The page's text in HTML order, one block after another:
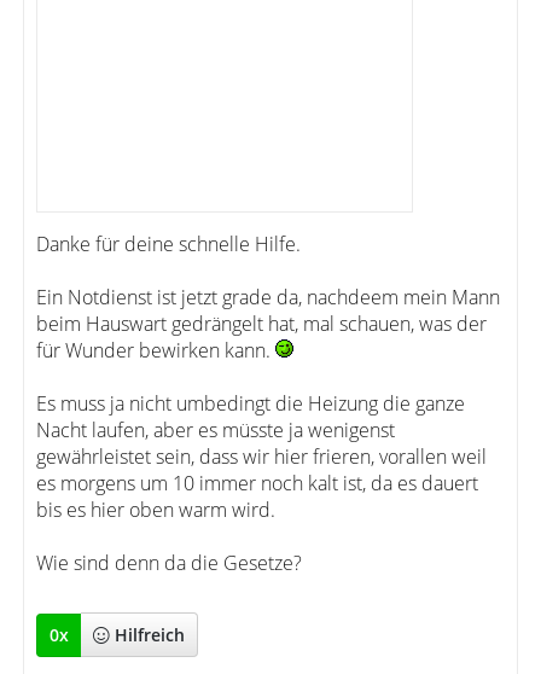
Danke für deine schnelle Hilfe.
Ein Notdienst ist jetzt grade da, nachdeem mein Mann
beim Hauswart gedrängelt hat, mal schauen, was der
für Wunder bewirken kann.
Es muss ja nicht umbedingt die Heizung die ganze
Nacht laufen, aber es müsste ja wenigenst
gewährleistet sein, dass wir hier frieren, vorallen weil
es morgens um 10 immer noch kalt ist, da es dauert
bis es hier oben warm wird.
Wie sind denn da die Gesetze?
0x Hilfreich